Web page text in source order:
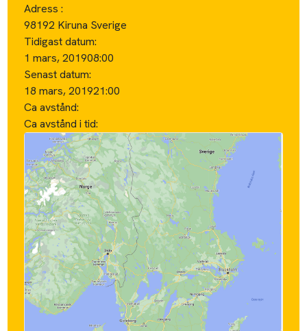
Adress :
98192 Kiruna Sverige
Tidigast datum:
1 mars, 201908:00
Senast datum:
18 mars, 201921:00
Ca avstånd:
Ca avstånd i tid: